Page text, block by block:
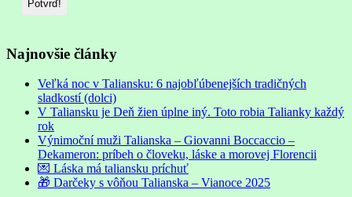
Najnovšie články
Veľká noc v Taliansku: 6 najobľúbenejších tradičných
sladkostí (dolci)
V Taliansku je Deň žien úplne iný. Toto robia Talianky každý
rok
Výnimoční muži Talianska – Giovanni Boccaccio –
Dekameron: príbeh o človeku, láske a morovej Florencii
💌 Láska má taliansku príchuť
🎁 Darčeky s vôňou Talianska – Vianoce 2025